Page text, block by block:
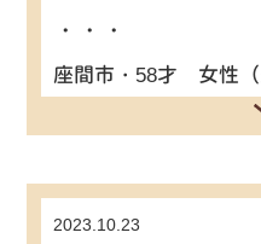
・・・
座間市・58才 女性（
2023.10.23